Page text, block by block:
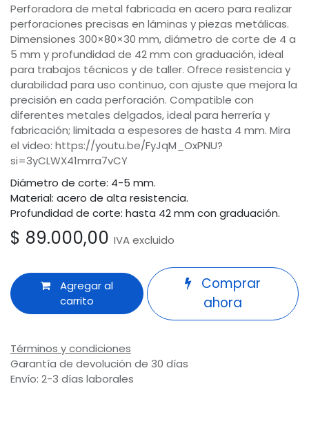
Perforadora de metal fabricada en acero para realizar
perforaciones precisas en láminas y piezas metálicas.
Dimensiones 300×80×30 mm, diámetro de corte de 4 a
5 mm y profundidad de 42 mm con graduación, ideal
para trabajos técnicos y de taller. Ofrece resistencia y
durabilidad para uso continuo, con ajuste que mejora la
precisión en cada perforación. Compatible con
diferentes metales delgados, ideal para herrería y
fabricación; limitada a espesores de hasta 4 mm. Mira
el video: https://youtu.be/FyJqM_OxPNU?
si=3yCLWX41mrra7vCY
Diámetro de corte: 4-5 mm.
Material: acero de alta resistencia.
Profundidad de corte: hasta 42 mm con graduación.
$ 89.000,00 IVA excluido
Agregar al
carrito
Comprar
ahora
Términos y condiciones
Garantía de devolución de 30 días
Envío: 2-3 días laborales